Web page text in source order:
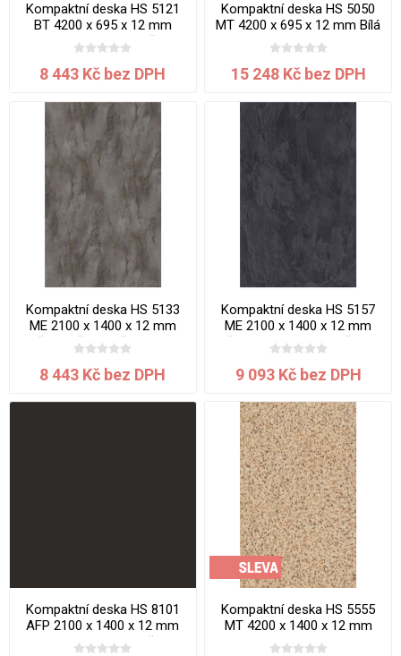
Kompaktní deska HS 5121
BT 4200 x 695 x 12 mm
Beton Portland jádro černé
8 443 Kč bez DPH
Kompaktní deska HS 5050
MT 4200 x 695 x 12 mm Bílá
Platinium jádro bílé
15 248 Kč bez DPH
Kompaktní deska HS 5133
ME 2100 x 1400 x 12 mm
Břidlice šedohnědá jadro
černé
8 443 Kč bez DPH
Kompaktní deska HS 5157
ME 2100 x 1400 x 12 mm
Břidlice Mosela jádro černé
9 093 Kč bez DPH
Kompaktní deska HS 8101
AFP 2100 x 1400 x 12 mm
Black Diamond jádro černé
Kompaktní deska HS 5555
MT 4200 x 1400 x 12 mm
Burgundy Granite jádro bílé